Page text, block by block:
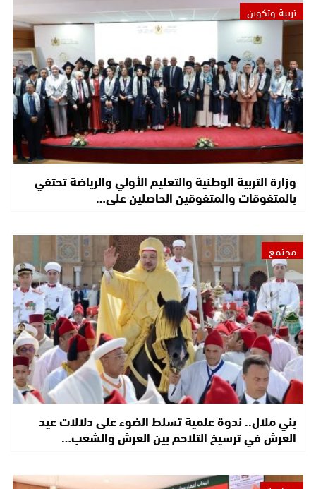
تربية وتكوين
وزارة التربية الوطنية والتعليم الأولي والرياضة تحتفي
بالمتفوقات والمتفوقين الحاصلين على…
مجتمع
بني ملال.. ندوة علمية تسلط الضوء على دلالات عيد
العرش في ترسيخ التلاحم بين العرش والشعب…